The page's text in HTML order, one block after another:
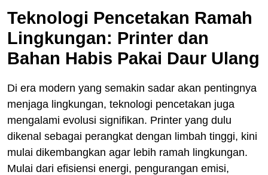
Teknologi Pencetakan Ramah
Lingkungan: Printer dan
Bahan Habis Pakai Daur Ulang
Di era modern yang semakin sadar akan pentingnya
menjaga lingkungan, teknologi pencetakan juga
mengalami evolusi signifikan. Printer yang dulu
dikenal sebagai perangkat dengan limbah tinggi, kini
mulai dikembangkan agar lebih ramah lingkungan.
Mulai dari efisiensi energi, pengurangan emisi,